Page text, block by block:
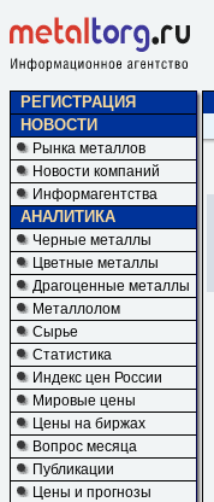
РЕГИСТРАЦИЯ
НОВОСТИ
Рынка металлов
Новости компаний
Информагентства
АНАЛИТИКА
Черные металлы
Цветные металлы
Драгоценные металлы
Металлолом
Сырье
Статистика
Индекс цен России
Мировые цены
Цены на биржах
Вопрос месяца
Публикации
Цены и прогнозы